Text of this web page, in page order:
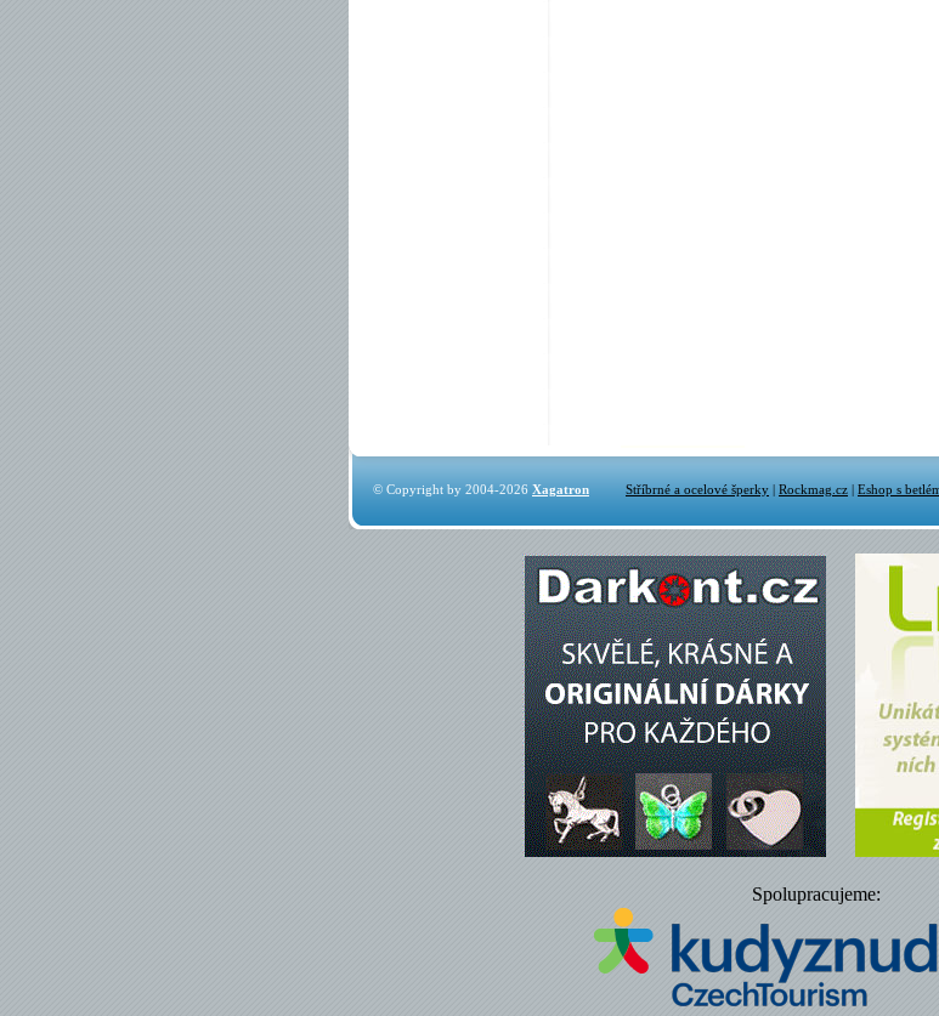
© Copyright by 2004-2026 Xagatron Stříbrné a ocelové šperky | Rockmag.cz | Eshop s
Spolupracujeme: